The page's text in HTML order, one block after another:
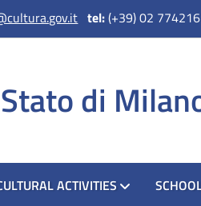
tel:(+39) 02
di
ACTIVITIES